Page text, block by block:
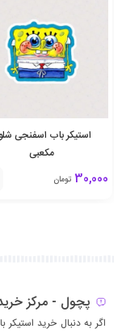
استیکر باب اسفنجی
مکعبی
30,000 تومان
پچول - مرکز
اگر به دنبال خرید